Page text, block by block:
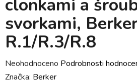
clonkami a
svorkami,
R.1/R.3/R.8
Průměrné
hodnocení
Neohodnoceno Podrobnosti
Značka: Berker